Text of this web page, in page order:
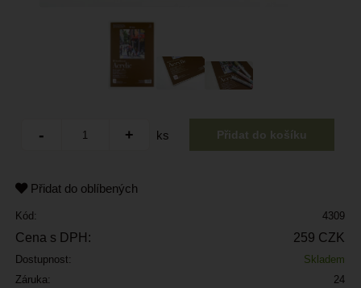
ks
Přidat do oblíbených
Kód: 4309
Cena s DPH: 259 CZK
Dostupnost:
Skladem
Záruka:
24